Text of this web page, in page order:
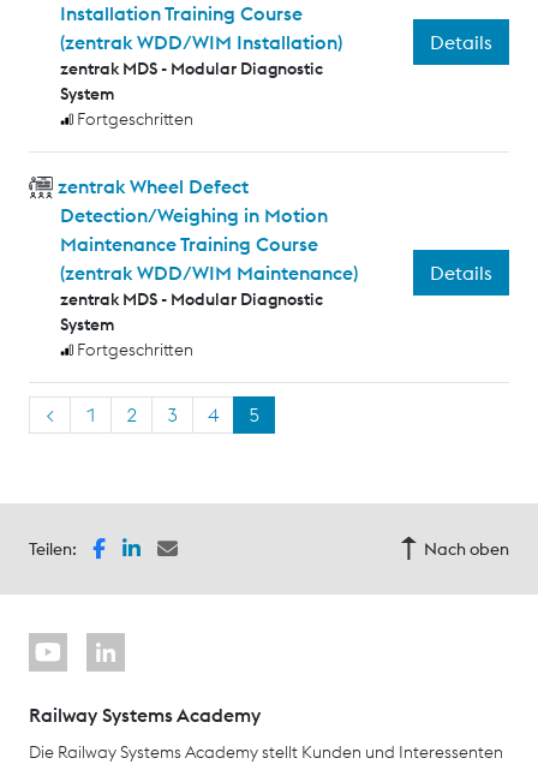
Installation Training Course
(zentrak WDD/WIM Installation)
zentrak MDS - Modular Diagnostic
System
Fortgeschritten
Details
zentrak Wheel Defect
Detection/Weighing in Motion
Maintenance Training Course
(zentrak WDD/WIM Maintenance)
zentrak MDS - Modular Diagnostic
System
Fortgeschritten
Details
< 1 2 3 4 5
Teilen: Nach oben
Railway Systems Academy
Die Railway Systems Academy stellt Kunden und Interessenten